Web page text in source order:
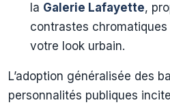
la Galerie Lafayette,
contrastes
votre look urbain.
L’adoption généralisée des
personnalités publiques